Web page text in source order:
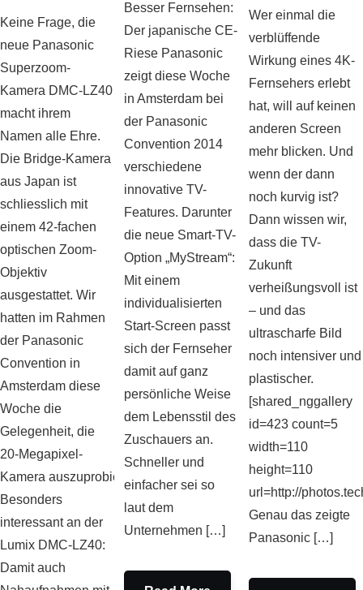
Keine Frage, die
neue Panasonic
Superzoom-
Kamera DMC-LZ40
macht ihrem
Namen alle Ehre.
Die Bridge-Kamera
aus Japan ist
schliesslich mit
einem 42-fachen
optischen Zoom-
Objektiv
ausgestattet. Wir
hatten im Rahmen
der Panasonic
Convention in
Amsterdam diese
Woche die
Gelegenheit, die
20-Megapixel-
Kamera auszuprobieren.
Besonders
interessant an der
Lumix DMC-LZ40:
Damit auch
Besser Fernsehen:
Der japanische CE-
Riese Panasonic
zeigt diese Woche
in Amsterdam bei
der Panasonic
Convention 2014
verschiedene
innovative TV-
Features. Darunter
die neue Smart-TV-
Option „MyStream“:
Mit einem
individualisierten
Start-Screen passt
sich der Fernseher
damit auf ganz
persönliche Weise
dem Lebensstil des
Zuschauers an.
Schneller und
einfacher sei so
laut dem
Unternehmen […]
Wer einmal die
verblüffende
Wirkung eines 4K-
Fernsehers erlebt
hat, will auf keinen
anderen Screen
mehr blicken. Und
wenn der dann
noch kurvig ist?
Dann wissen wir,
dass die TV-
Zukunft
verheißungsvoll ist
– und das
ultrascharfe Bild
noch intensiver und
plastischer.
[shared_nggallery
id=423 count=5
width=110
height=110
url=http://
Genau das zeigte
Panasonic […]